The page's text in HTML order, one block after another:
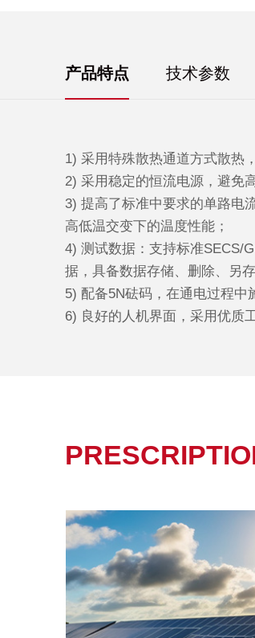
产品特点 技术参数
1) 采用特殊散热通道方式散热
2) 采用稳定的恒流电源，避免
3)提高了标准中要求的单路电
高低温交变下的温度性能；
4)测试数据：支持标准SECS/
据，具备数据存储、删除、另
5)配备5N砝码，在通电过程中
6) 良好的人机界面，采用优质